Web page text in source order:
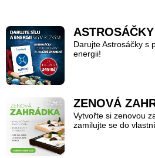
ASTROSÁČKY
Darujte Astrosáčky s
energii!
ZENOVÁ
Vytvořte si zenovou
zamilujte se do